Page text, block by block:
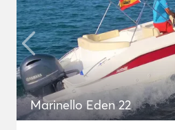
Marinello Eden 22